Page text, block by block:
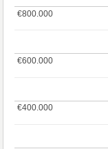
€400.000
€400.000
€600.000
€600.000
€800.000
€800.000